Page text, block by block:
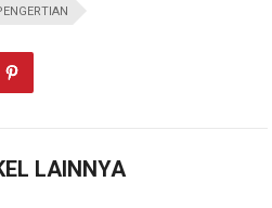
LAINNYA